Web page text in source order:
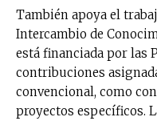
reducción de
electrónico.
Subscribe to
receive all the
tobacco harm
También apoya el
Intercambio de
está financiada por las
contribuciones
convencional, como
proyectos específicos.